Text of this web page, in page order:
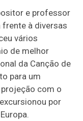
e professor
à diversas
vários
de melhor
da Canção de
para um
com o
por